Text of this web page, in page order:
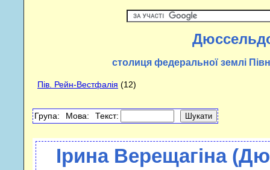
столиця федеральної землi
Пiв. Рейн-Вестфалiя (12)
Група: Мова: Текст:
Ірина Верещагіна